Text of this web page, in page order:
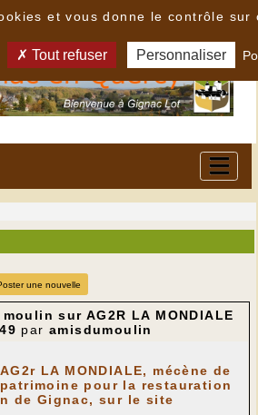
une nouvelle
sur AG2R LA MONDIALE
par amisdumoulin
LA MONDIALE, mécène de
pour la restauration
de Gignac, sur le site
et vous donne le contrôle sur
Tout refuser Personnaliser